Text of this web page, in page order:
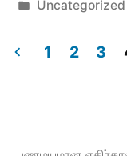
by
Posted
Uncategorized
1 2 3